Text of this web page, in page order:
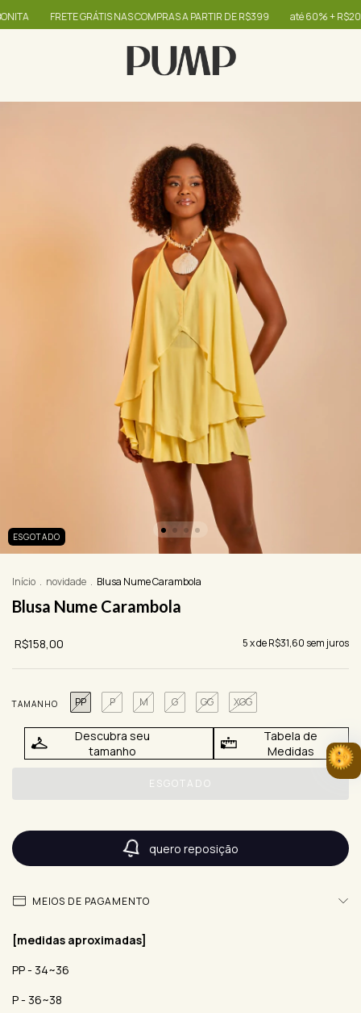
FRETE GRÁTIS NAS COMPRAS A PARTIR DE R$399 até 60% + R$20,00
ESGOTADO
Início . novidade . Blusa Nume Carambola
Blusa Nume Carambola
R$158,00 5x deR$31,60 sem juros
TAMANHO PP P M G GG XGG
Descubra seu
tamanho
Tabela de
Medidas
quero reposição
MEIOS DE PAGAMENTO
[medidas aproximadas]
PP - 34~36
P - 36~38